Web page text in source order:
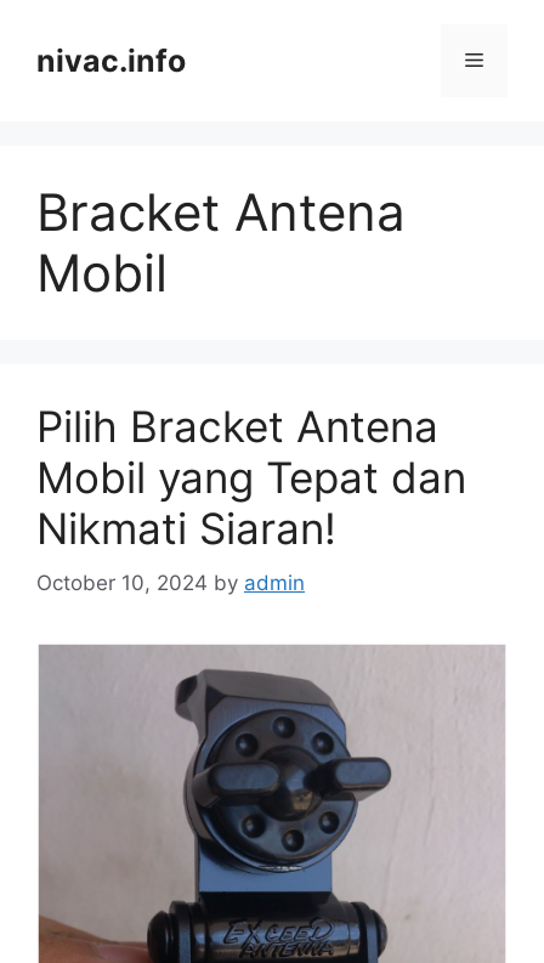
contentnivac.info Menu
Bracket Antena
Mobil
Pilih Bracket Antena
Mobil yang Tepat dan
Nikmati Siaran!
October 10, 2024 by admin